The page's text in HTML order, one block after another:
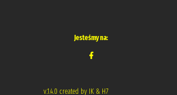
Jesteśmy na:
v.1.4.0 created by IK & H7